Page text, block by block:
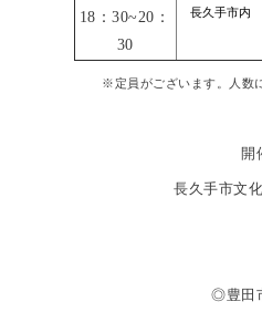
18：30~20：
30
長久手市内
※定員がございます。 人数
開
長久手市文
◎豊田